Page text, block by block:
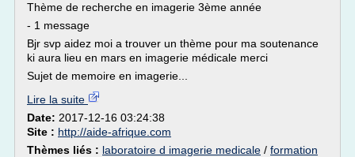
Thème de recherche en imagerie 3ème année
- 1 message
Bjr svp aidez moi a trouver un thème pour ma soutenance
ki aura lieu en mars en imagerie médicale merci
Sujet de memoire en imagerie...
Lire la suite
Date: 2017-12-16 03:24:38
Site : http://aide-afrique.com
Thèmes liés : laboratoire d imagerie medicale / formation